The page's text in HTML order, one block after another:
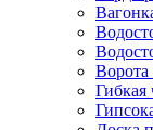
Ворота
Гибкая